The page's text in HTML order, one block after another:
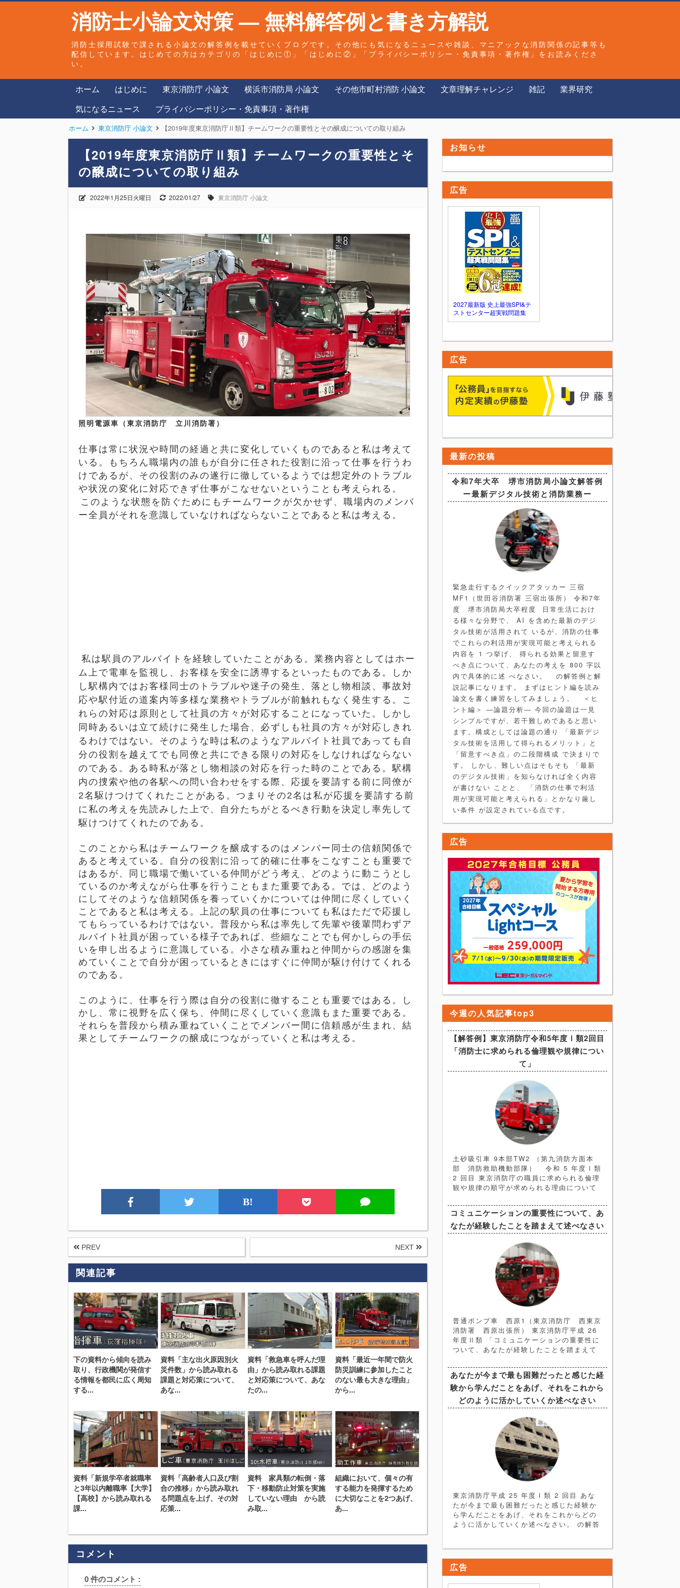
消防士小論文対策 — 無料解答例と書き方解説
消防士採用試験で課される小論文の解答例を載せていくブログです。その他にも気になるニュースや雑談、マニアックな消防関係の記事等も
配信しています。はじめての方はカテゴリの「はじめに①」「はじめに②」「プライバシーポリシー・免責事項・著作権」をお読みくださ
い。
ホーム はじめに 東京消防庁 小論文 横浜市消防局 小論文 その他市町村消防 小論文 文章理解チャレンジ 雑記
業界研究
気になるニュース
プライバシーポリシー・免責事項・著作権
ホーム 東京消防庁 小論文 【2019年度東京消防庁Ⅱ類】チームワークの重要性とその醸成についての取り組み
【2019年度東京消防庁Ⅱ類】チームワークの重要性とそ
の醸成についての取り組み
2022年1月25日火曜日 2022/01/27 東京消防庁 小論文
照明電源車（東京消防庁 立川消防署）
仕事は常に状況や時間の経過と共に変化していくものであると私は考えて
いる。もちろん職場内の誰もが自分に任された役割に沿って仕事を行うわ
けであるが、その役割のみの遂行に徹しているようでは想定外のトラブル
や状況の変化に対応できず仕事がこなせないということも考えられる。
このような状態を防ぐためにもチームワークが欠かせず、職場内のメンバ
ー全員がそれを意識していなければならないことであると私は考える。
私は駅員のアルバイトを経験していたことがある。業務内容としてはホー
ム上で電車を監視し、お客様を安全に誘導するといったものである。しか
し駅構内ではお客様同士のトラブルや迷子の発生、落とし物相談、事故対
応や駅付近の道案内等多様な業務やトラブルが前触れもなく発生する。こ
れらの対応は原則として社員の方々が対応することになっていた。しかし
同時あるいは立て続けに発生した場合、必ずしも社員の方々が対応しきれ
るわけではない。そのような時は私のようなアルバイト社員であっても自
分の役割を越えてでも同僚と共にできる限りの対応をしなければならない
のである。ある時私が落とし物相談の対応を行った時のことである。駅構
内の捜索や他の各駅への問い合わせをする際、応援を要請する前に同僚が
2名駆けつけてくれたことがある。つまりその2名は私が応援を要請する前
に私の考えを先読みした上で、自分たちがとるべき行動を決定し率先して
駆けつけてくれたのである。
このことから私はチームワークを醸成するのはメンバー同士の信頼関係で
あると考えている。自分の役割に沿って的確に仕事をこなすことも重要で
はあるが、同じ職場で働いている仲間がどう考え、どのように動こうとし
ているのか考えながら仕事を行うこともまた重要である。では、どのよう
にしてそのような信頼関係を養っていくかについては仲間に尽くしていく
ことであると私は考える。上記の駅員の仕事についても私はただで応援し
てもらっているわけではない。普段から私は率先して先輩や後輩問わずア
ルバイト社員が困っている様子であれば、些細なことでも何かしらの手伝
いを申し出るように意識している。小さな積み重ねと仲間からの感謝を集
めていくことで自分が困っているときにはすぐに仲間が駆け付けてくれる
のである。
このように、仕事を行う際は自分の役割に徹することも重要ではある。し
かし、常に視野を広く保ち、仲間に尽くしていく意識もまた重要である。
それらを普段から積み重ねていくことでメンバー間に信頼感が生まれ、結
果としてチームワークの醸成につながっていくと私は考える。
B!
PREV NEXT
関連記事
下の資料から傾向を読み
取り、行政機関が発信す
る情報を都民に広く周知
する...
資料「主な出火原因別火
災件数」から読み取れる
課題と対応策について、
あな...
資料「救急車を呼んだ理
由」から読み取れる課題
と対応策について、あな
たの...
資料「最近一年間で防火
防災訓練に参加したこと
のない最も大きな理由」
から...
資料「新規学卒者就職率
と3年以内離職率【大学】
【高校】から読み取れる
課...
資料「高齢者人口及び割
合の推移」から読み取れ
る問題点を上げ、その対
応策...
資料 家具類の転倒・落
下・移動防止対策を実施
していない理由 から読
み取...
組織において、個々の有
する能力を発揮するため
に大切なことを2つあげ、
あ...
コメント
0 件のコメント :
お知らせ
広告
2027最新版 史上最強SPI&テ
ストセンター超実戦問題集
広告
最新の投稿
令和7年大卒 堺市消防局小論文解答例
ー最新デジタル技術と消防業務ー
緊急走行するクイックアタッカー 三宿
MF1（世田谷消防署 三宿出張所） 令和7年
度 堺市消防局大卒程度 日常生活におけ
る様々な分野で、 AI を含めた最新のデジ
タル技術が活用されて いるが、消防の仕事
でこれらの利活用が実現可能と考えられる
内容を 1 つ挙げ、 得られる効果と留意す
べき点について、あなたの考えを 800 字以
内で具体的に述 べなさい。 の解答例と解
説記事になります。 まずはヒント編を読み
論文を書く練習をしてみましょう。 ＜ヒ
ント編＞ ―論題分析― 今回の論題は一見
シンプルですが、若干難しめであると思い
ます。構成としては論題の通り 「最新デジ
タル技術を活用して得られるメリット」と
「留意すべき点」の二段階構成 で決まりで
す。 しかし、難しい点はそもそも 「最新
のデジタル技術」を知らなければ全く内容
が書けない ことと、 「消防の仕事で利活
用が実現可能と考えられる」とかなり厳し
い条件 が設定されている点です。
広告
今週の人気記事top3
【解答例】東京消防庁令和5年度Ⅰ類2回目
「消防士に求められる倫理観や規律につい
て」
土砂吸引車 9本部TW2 （第九消防方面本
部 消防救助機動部隊） 令和 5 年度Ⅰ類
2 回目 東京消防庁の職員に求められる倫理
観や規律の順守が求められる理由について
になります。 ＜ヒント編＞ ➀問題文の解
釈 今回の問題文のキーワードは 「倫理
観」と「規律の順守」 であることは間違い
なく、それを踏まえて論文を構成していく
ことになります。よって構成としては
コミュニケーションの重要性について、あ
なたが経験したことを踏まえて述べなさい
普通ポンプ車 西原1（東京消防庁 西東京
消防署 西原出張所） 東京消防庁平成 26
年度Ⅱ類 「コミュニケーションの重要性に
ついて、あなたが経験したことを踏まえて
す。まずは ＜ヒント編＞ を読み、論文を
書く練習をしてみましょう。 解答例はヒン
ト編の次にあります。 ＜ヒント編＞ 論題
分析→構成 今回の論題はやや抽象的なもの
となっており一見すると書きづらい印象で
すが、重要な点はズバリ
あなたが今まで最も困難だったと感じた経
験から学んだことをあげ、それをこれから
どのように活かしていくか述べなさい
東京消防庁平成 25 年度Ⅰ類 2 回目 あな
たが今まで最も困難だったと感じた経験か
ら学んだことをあげ、それをこれからどの
ように活かしていくか述べなさい。 の解答
ってみてください。 ＜ヒント編＞ ●最も困
難だった経験とは・・・ 解答するにあた
り、まず論題にある 「最も困難な経験」
とはどのようなものか考える必要がありま
広告